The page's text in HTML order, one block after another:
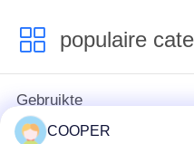
populaire
Gebruikte
Onderlegger voor
COOPER